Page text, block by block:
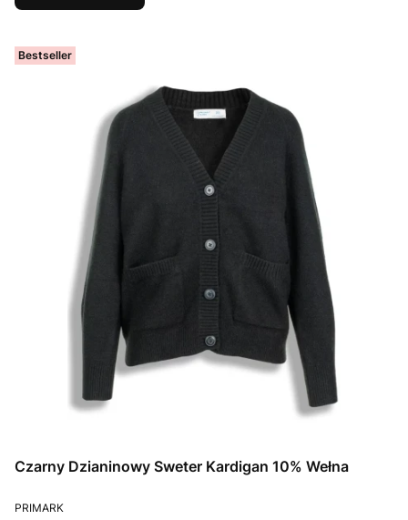
Bestseller
Czarny Dzianinowy Sweter Kardigan 10% Wełna
PRODUCENT
PRIMARK